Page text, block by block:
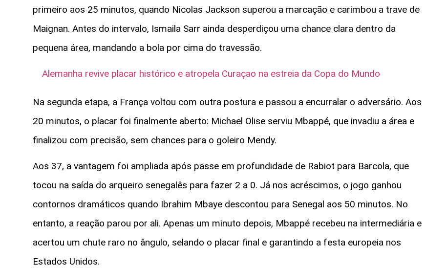
primeiro aos 25 minutos, quando Nicolas Jackson superou a marcação e carimbou a trave de
Maignan. Antes do intervalo, Ismaila Sarr ainda desperdiçou uma chance clara dentro da
pequena área, mandando a bola por cima do travessão.
Alemanha revive placar histórico e atropela Curaçao na estreia da Copa do Mundo
Na segunda etapa, a França voltou com outra postura e passou a encurralar o adversário. Aos
20 minutos, o placar foi finalmente aberto: Michael Olise serviu Mbappé, que invadiu a área e
finalizou com precisão, sem chances para o goleiro Mendy.
Aos 37, a vantagem foi ampliada após passe em profundidade de Rabiot para Barcola, que
tocou na saída do arqueiro senegalês para fazer 2 a 0. Já nos acréscimos, o jogo ganhou
contornos dramáticos quando Ibrahim Mbaye descontou para Senegal aos 50 minutos. No
entanto, a reação parou por ali. Apenas um minuto depois, Mbappé recebeu na intermediária e
acertou um chute raro no ângulo, selando o placar final e garantindo a festa europeia nos
Estados Unidos.